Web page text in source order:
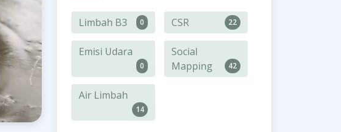
Limbah B3 0 CSR 22
Emisi Udara
0
Social
Mapping
42
Air Limbah
14